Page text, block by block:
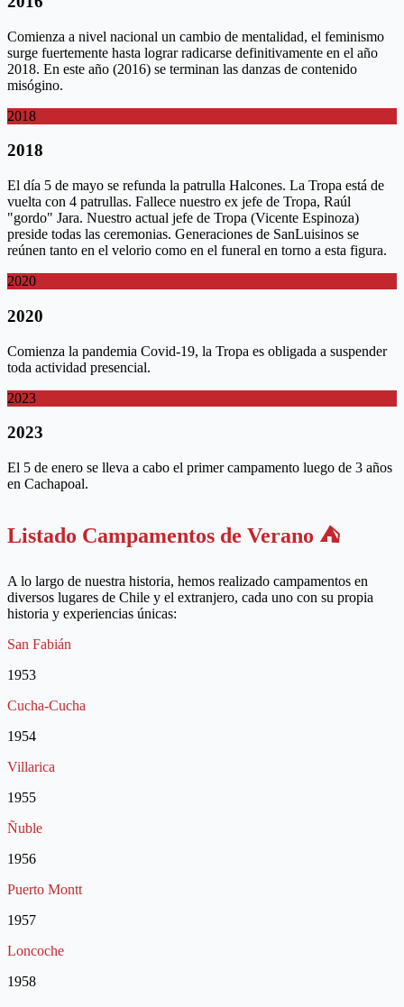
Comienza a nivel nacional un cambio de mentalidad, el feminismo
surge fuertemente hasta lograr radicarse definitivamente en el año
2018. En este año (2016) se terminan las danzas de contenido
misógino.
2018
2018
El día 5 de mayo se refunda la patrulla Halcones. La Tropa está de
vuelta con 4 patrullas. Fallece nuestro ex jefe de Tropa, Raúl
"gordo" Jara. Nuestro actual jefe de Tropa (Vicente Espinoza)
preside todas las ceremonias. Generaciones de SanLuisinos se
reúnen tanto en el velorio como en el funeral en torno a esta figura.
2020
2020
Comienza la pandemia Covid-19, la Tropa es obligada a suspender
toda actividad presencial.
2023
2023
El 5 de enero se lleva a cabo el primer campamento luego de 3 años
en Cachapoal.
Listado Campamentos de Verano ⛺️
A lo largo de nuestra historia, hemos realizado campamentos en
diversos lugares de Chile y el extranjero, cada uno con su propia
historia y experiencias únicas:
San Fabián
1953
Cucha-Cucha
1954
Villarica
1955
Ñuble
1956
Puerto Montt
1957
Loncoche
1958